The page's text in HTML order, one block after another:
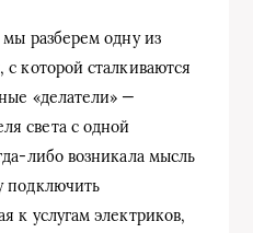
разберем одну из
которой сталкиваются
«делатели» —
света с одной
либо возникала мысль
подключить
к услугам электриков,